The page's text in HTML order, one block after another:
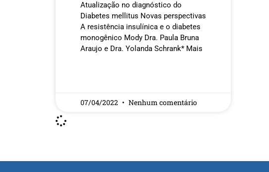
Atualização no diagnóstico do
Diabetes mellitus Novas perspectivas
A resistência insulínica e o diabetes
monogênico Mody Dra. Paula Bruna
Araujo e Dra. Yolanda Schrank* Mais
07/04/2022 Nenhum comentário